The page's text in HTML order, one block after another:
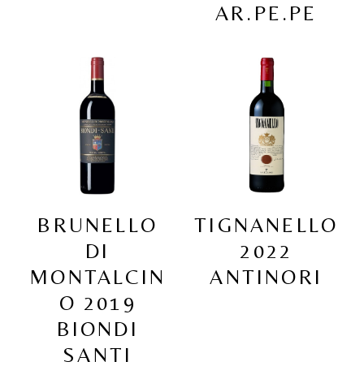
AR.PE.PE
BRUNELLO
DI
MONTALCIN
O 2019
BIONDI
SANTI
TIGNANELLO
2022
ANTINORI